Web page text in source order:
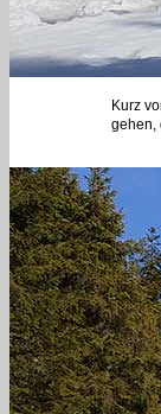
Kurz
gehen,